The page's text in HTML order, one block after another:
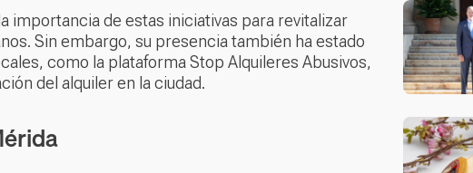
importancia de estas iniciativas para revitalizar
Sin embargo, su presencia también ha estado
como la plataforma Stop Alquileres Abusivos,
del alquiler en la ciudad.